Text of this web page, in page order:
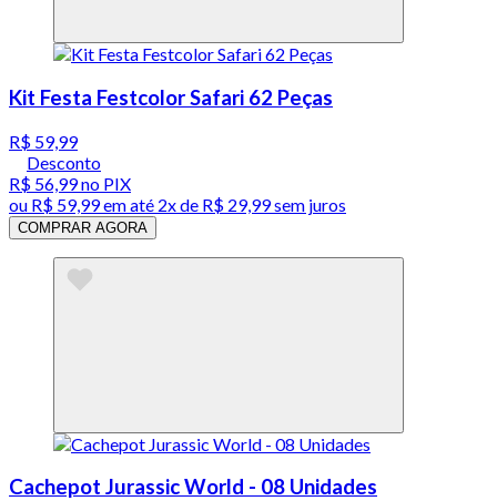
Kit Festa Festcolor Safari 62 Peças
R$ 59,99
Desconto
R$ 56,99no PIX
ou R$ 59,99em até 2x de R$ 29,99 sem juros
COMPRAR AGORA
Cachepot Jurassic World - 08 Unidades